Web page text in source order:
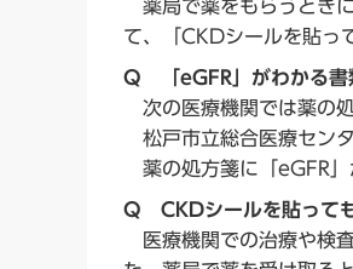
薬局で薬をもらうとき
て、「CKDシールを貼っ
Q 「eGFR」がわかる書
次の医療機関では薬の
松戸市立総合医療セン
薬の処方箋に「eGFR」
Q CKDシールを貼って
医療機関での治療や検